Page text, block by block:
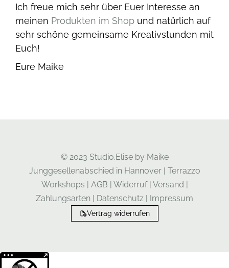
Ich freue mich sehr über Euer Interesse an
meinen Produkten im Shop und natürlich auf
sehr schöne gemeinsame Kreativstunden mit
Euch!
Eure Maike
© 2023 Studio.Elise by Maike
Junggesellenabschied in Hannover| Terrazzo
Workshops | AGB | Widerruf| Versand |
Zahlungsarten | Datenschutz | Impressum
Vertrag widerrufen
Weitere Informationen über den gesperrten Inhalt.